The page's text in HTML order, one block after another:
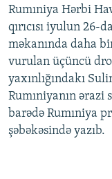
Rumıniya Hərbi
qırıcısı iyulun 26-
məkanında daha
vurulan üçüncü
yaxınlığındakı
Rumıniyanın ərazi
barədə Rumıniya
şəbəkəsində yazıb.